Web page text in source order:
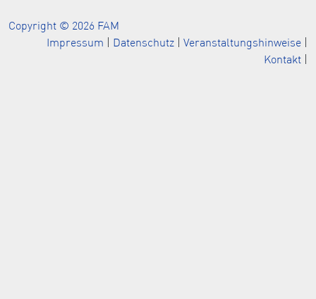
Copyright © 2026 FAM
Impressum
Datenschutz Veranstaltungshinweise
Kontakt